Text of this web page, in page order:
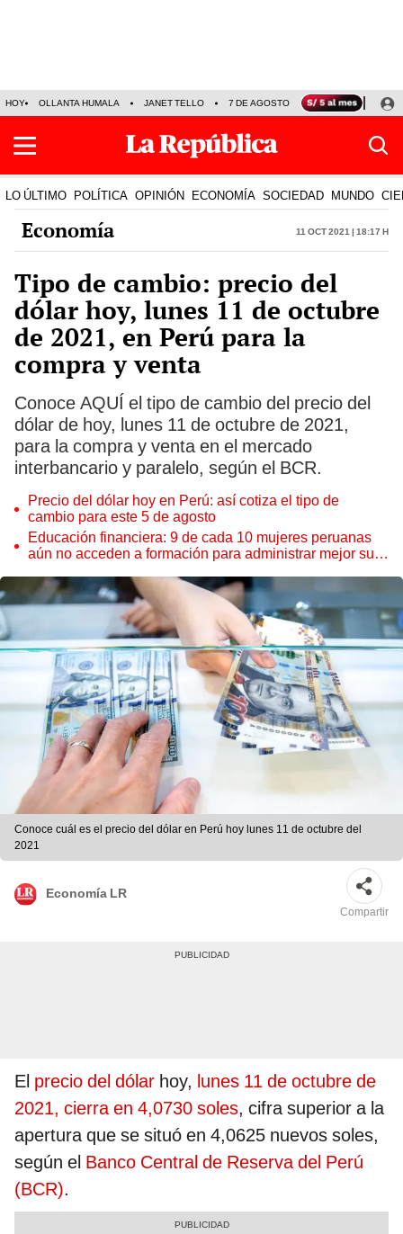
HOY OLLANTA HUMALA JANET TELLO 7 DE AGOSTO TINKA RESULTADOS
LO ÚLTIMO POLÍTICA OPINIÓN ECONOMÍA SOCIEDAD MUNDO
Economía 11 Oct 2021 | 18:17 h
Tipo de cambio: precio del
dólar hoy, lunes 11 de octubre
de 2021, en Perú para la
compra y venta
Conoce AQUÍ el tipo de cambio del precio del
dólar de hoy, lunes 11 de octubre de 2021,
para la compra y venta en el mercado
interbancario y paralelo, según el BCR.
Precio del dólar hoy en Perú: así cotiza el tipo de
cambio para este 5 de agosto
Educación financiera: 9 de cada 10 mujeres peruanas
aún no acceden a formación para administrar mejor su
Conoce cuál es el precio del dólar en Perú hoy lunes 11 de octubre del
2021
Economía LR
Compartir
El precio del dólar hoy, lunes 11 de octubre de
2021, cierra en 4,0730 soles, cifra superior a la
apertura que se situó en 4,0625 nuevos soles,
según el Banco Central de Reserva del Perú
(BCR).